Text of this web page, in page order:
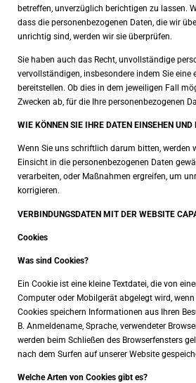
betreffen, unverzüglich berichtigen zu lassen.
dass die personenbezogenen Daten, die wir
unrichtig sind, werden wir sie überprüfen.
Sie haben auch das Recht, unvollständige
vervollständigen, insbesondere indem Sie eine
bereitstellen. Ob dies in dem jeweiligen Fall
Zwecken ab, für die Ihre personenbezogenen
WIE KÖNNEN SIE IHRE DATEN EINSEHEN UND
Wenn Sie uns schriftlich darum bitten, werden
Einsicht in die personenbezogenen Daten
verarbeiten, oder Maßnahmen ergreifen, um
korrigieren.
VERBINDUNGSDATEN MIT DER WEBSITE
Cookies
Was sind Cookies?
Ein Cookie ist eine kleine Textdatei, die von
Computer oder Mobilgerät abgelegt wird, wenn
Cookies speichern Informationen aus Ihren
B. Anmeldename, Sprache, verwendeter
werden beim Schließen des Browserfensters
nach dem Surfen auf unserer Website
Welche Arten von Cookies gibt es?